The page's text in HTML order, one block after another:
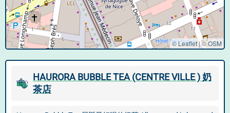
© Leaflet |©OSM
HAURORA BUBBLE TEA (CENTRE VILLE ) 奶
茶店